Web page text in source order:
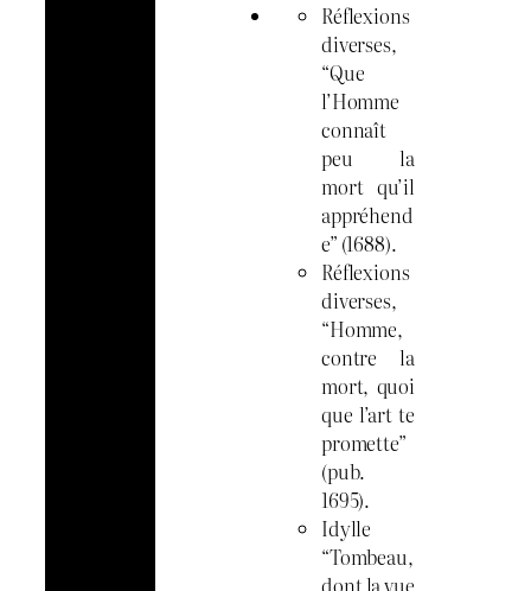
Réflexions
diverses,
“Que
l’Homme
connaît
peu la
mort qu’il
appréhend
e” (1688).
Réflexions
diverses,
“Homme,
contre la
mort, quoi
que l’art te
promette”
(pub.
1695).
Idylle
“Tombeau,